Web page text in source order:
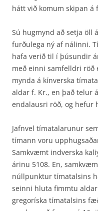
hátt við komum skipan á
Sú hugmynd að setja öll
furðulega ný af nálinni.
hafa verið til í þúsundir
með einni samfelldri röð
mynda á kínverska
aldar f. Kr., en það telur
endalausri röð, og hefur
Jafnvel tímatalarunur
tímann voru
Samkvæmt indverska
árinu 5108. En,
núllpunktur tímatalsins
seinni hluta fimmtu
gregoríska tímatalsins